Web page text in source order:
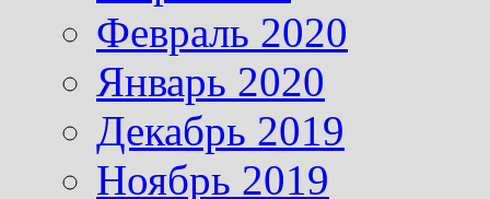
Февраль 2020
Январь 2020
Декабрь 2019
Ноябрь 2019